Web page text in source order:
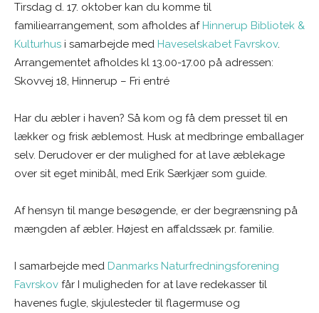
Tirsdag d. 17. oktober kan du komme til
familiearrangement, som afholdes af Hinnerup Bibliotek &
Kulturhus i samarbejde med Haveselskabet Favrskov.
Arrangementet afholdes kl 13.00-17.00 på adressen:
Skovvej 18, Hinnerup – Fri entré
Har du æbler i haven? Så kom og få dem presset til en
lækker og frisk æblemost. Husk at medbringe emballager
selv. Derudover er der mulighed for at lave æblekage
over sit eget minibål, med Erik Særkjær som guide.
Af hensyn til mange besøgende, er der begrænsning på
mængden af æbler. Højest en affaldssæk pr. familie.
I samarbejde med Danmarks Naturfredningsforening
Favrskov får I muligheden for at lave redekasser til
havenes fugle, skjulesteder til flagermuse og